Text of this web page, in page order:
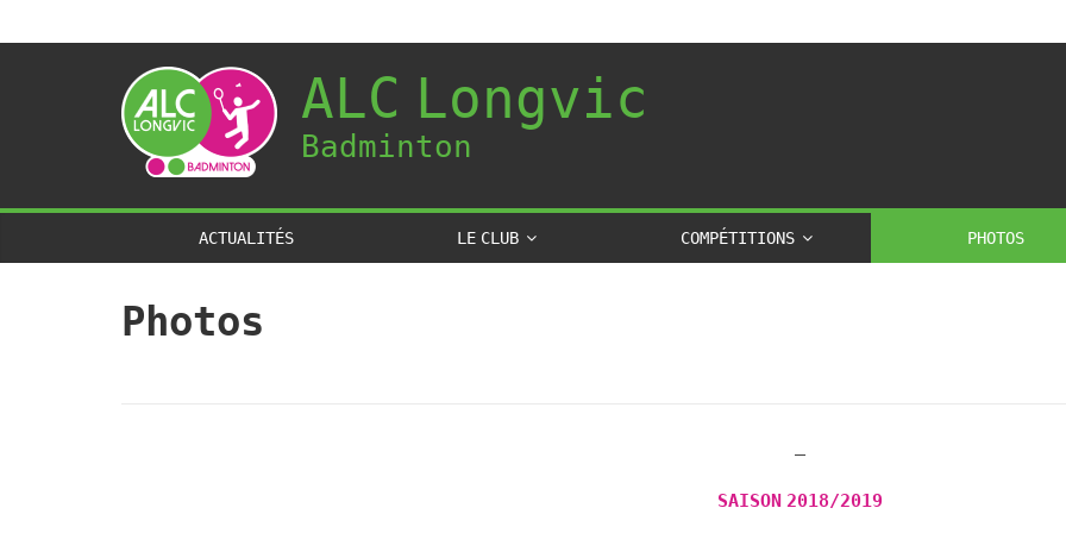
ALC Longvic
Badminton
ACTUALITÉS LE CLUB COMPÉTITIONS PHOTOS
Photos
—
SAISON 2018/2019